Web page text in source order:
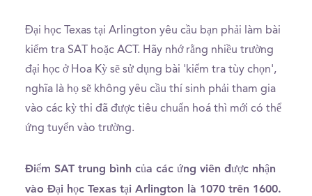
Đại học Texas tại Arlington yêu cầu bạn phải làm bài
kiểm tra SAT hoặc ACT. Hãy nhớ rằng nhiều trường
đại học ở Hoa Kỳ sẽ sử dụng bài 'kiểm tra tùy chọn',
nghĩa là họ sẽ không yêu cầu thí sinh phải tham gia
vào các kỳ thi đã được tiêu chuẩn hoá thì mới có thể
ứng tuyển vào trường.
Điểm SAT trung bình của các ứng viên được nhận
vào Đại học Texas tại Arlington là 1070 trên 1600.